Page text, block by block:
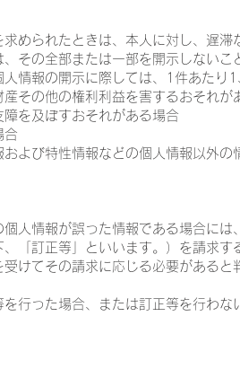
められたときは、本人に対し、遅
その全部または一部を開示しない
情報の開示に際しては、1件あたり
その他の権利利益を害するおそれが
を及ぼすおそれがある場合
合
よび特性情報などの個人情報以外
人情報が誤った情報である場合に
「訂正等」といいます。）を請求す
けてその請求に応じる必要がある
行った場合、または訂正等を行わ